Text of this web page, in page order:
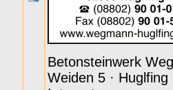
Betonsteinwerk
Weiden 5 ·